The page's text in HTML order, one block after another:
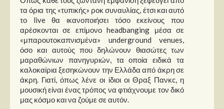
τα όρια της «τυπικής» ροκ συναυλίας, έτσι και αυτό
το live θα ικανοποιήσει τόσο εκείνους που
αρέσκονται σε επίμονο headbanging μέσα σε
«μπαρουτοκαπνισμένα» underground venues,
όσο και αυτούς που δηλώνουν θιασώτες των
μαραθώνιων πανηγυριών, τα οποία ειδικά τα
καλοκαίρια ξεσηκώνουν την Ελλάδα από άκρη σε
άκρη. Γιατί, όπως λένε οι ίδιοι οι Θραξ Πανκc, η
μουσική είναι ένας τρόπος να φτιάχνουμε τον δικό
μας κόσμο και να ζούμε σε αυτόν.